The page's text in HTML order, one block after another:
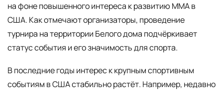
на фоне повышенного интереса к развитию ММА в
США. Как отмечают организаторы, проведение
турнира на территории Белого дома подчёркивает
статус события и его значимость для спорта.
В последние годы интерес к крупным спортивным
событиям в США стабильно растёт. Например, недавно